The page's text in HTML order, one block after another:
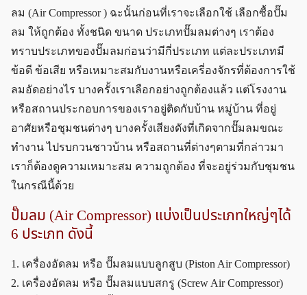
ลม (Air Compressor ) ฉะนั้นก่อนที่เราจะเลือกใช้ เลือกซื้อปั๊ม
ลม ให้ถูกต้อง ทั้งชนิด ขนาด ประเภทปั๊มลมต่างๆ เราต้อง
ทราบประเภทของปั๊มลมก่อนว่ามีกี่ประเภท แต่ละประเภทมี
ข้อดี ข้อเสีย หรือเหมาะสมกับงานหรือเครี่องจักรที่ต้องการใช้
ลมอัดอย่างไร บางครั้งเราเลือกอย่างถูกต้องแล้ว แต่โรงงาน
หรือสถานประกอบการของเราอยู่ติดกับบ้าน หมู่บ้าน ที่อยู่
อาศัยหรือชุมชนต่างๆ บางครั้งเสียงดังที่เกิดจากปั๊มลมขณะ
ทำงาน ไปรบกวนชาวบ้าน หรือสถานที่ต่างๆตามที่กล่าวมา
เราก็ต้องดูความเหมาะสม ความถูกต้อง ที่จะอยู่ร่วมกับชุมชน
ในกรณีนี้ด้วย
ปั๊มลม (Air Compressor) แบ่งเป็นประเภทใหญ่ๆได้
6 ประเภท ดังนี้
1. เครื่องอัดลม หรือ ปั๊มลมแบบลูกสูบ (Piston Air Compressor)
2. เครื่องอัดลม หรือ ปั๊มลมแบบสกรู (Screw Air Compressor)